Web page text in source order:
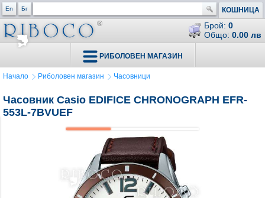
En Бг КОШНИЦА
Брой: 0
Общо: 0.00 лв
РИБОЛОВЕН МАГАЗИН
Начало Риболовен магазин Часовници
Часовник Casio EDIFICE CHRONOGRAPH EFR-
553L-7BVUEF